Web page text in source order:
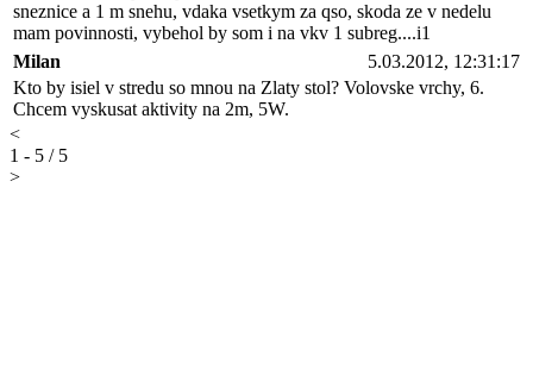
sneznice a 1 m snehu, vdaka vsetkym za qso, skoda ze v nedelu
mam povinnosti, vybehol by som i na vkv 1 subreg....i1
Milan
5.03.2012, 12:31:17
Kto by isiel v stredu so mnou na Zlaty stol? Volovske vrchy, 6.
Chcem vyskusat aktivity na 2m, 5W.
<
1 - 5 / 5
>